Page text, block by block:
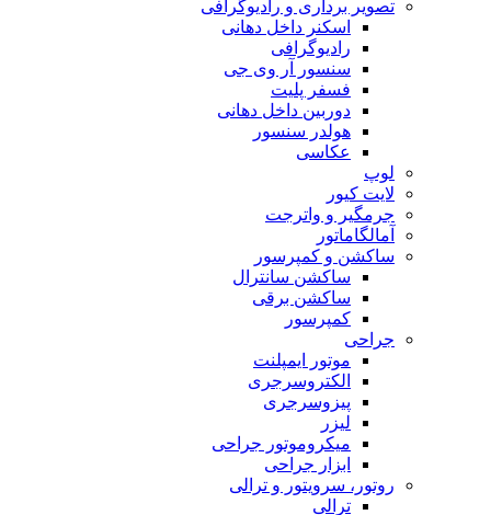
تصویر برداری و رادیوگرافی
اسکنر داخل دهانی
رادیوگرافی
سنسور آر وی جی
فسفر پلیت
دوربین داخل دهانی
هولدر سنسور
عکاسی
لوپ
لایت کیور
جرمگیر و واترجت
آمالگاماتور
ساکشن و کمپرسور
ساکشن سانترال
ساکشن برقی
کمپرسور
جراحی
موتور ایمپلنت
الکتروسرجری
پیزوسرجری
لیزر
میکروموتور جراحی
ابزار جراحی
روتور، سرویتور و ترالی
ترالی